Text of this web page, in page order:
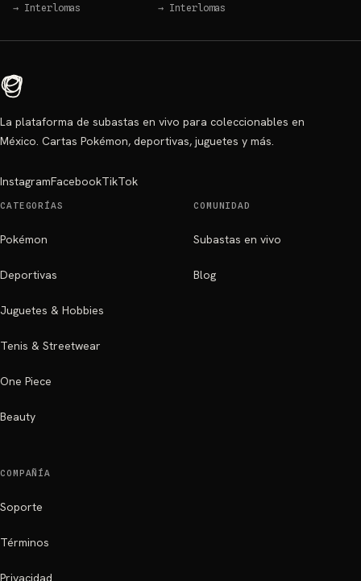
→ Interlomas
→ Interlomas
La plataforma de subastas en vivo para coleccionables en
México. Cartas Pokémon, deportivas, juguetes y más.
InstagramFacebookTikTok
CATEGORÍAS
Pokémon
Deportivas
Juguetes & Hobbies
Tenis & Streetwear
One Piece
Beauty
COMUNIDAD
Subastas en vivo
Blog
COMPAÑÍA
Soporte
Términos
Privacidad